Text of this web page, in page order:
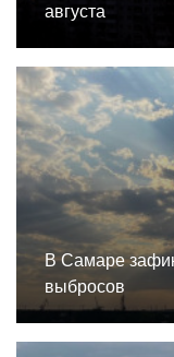
августа
В Самаре
выбросов